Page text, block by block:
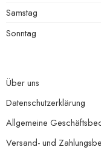
Samstag
Sonntag
Über uns
Datenschutzerklärung
Allgemeine
Versand- und